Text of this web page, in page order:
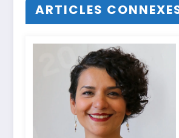
ARTICLES